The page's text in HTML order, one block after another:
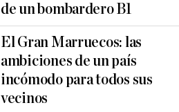
de un bombardero B1
El Gran Marruecos: las
ambiciones de un país
incómodo para todos sus
vecinos